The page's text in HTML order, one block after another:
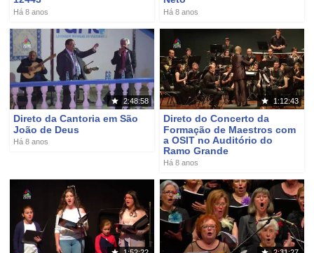
Há 8 anos Há 8 anos
2:48:58
Direto da Cantoria em São
João de Deus
Há 8 anos
1:12:43
Direto do Concerto da
Formação de Maestros com
a OSIT no Auditório do
Ramo Grande
Há 8 anos